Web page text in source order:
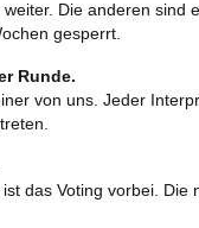
weiter. Die anderen sind
gesperrt.
Runde.
von uns. Jeder
das Voting vorbei. Die